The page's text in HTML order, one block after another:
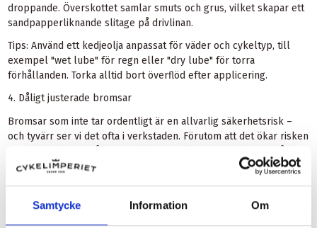
Samtycke Information Om
droppande. Överskottet samlar smuts och grus, vilket skapar ett
sandpapperliknande slitage på drivlinan.
Tips: Använd ett kedjeolja anpassat för väder och cykeltyp, till
exempel "wet lube" för regn eller "dry lube" för torra
förhållanden. Torka alltid bort överflöd efter applicering.
4. Dåligt justerade bromsar
Bromsar som inte tar ordentligt är en allvarlig säkerhetsrisk –
och tyvärr ser vi det ofta i verkstaden. Förutom att det ökar risken
bromsbelägg och fälgar eller skivor.
Tips: Testa bromsarna regelbundet. Känns de svampiga, tar ojämnt
eller skrapar? Då är det dags för en justering.